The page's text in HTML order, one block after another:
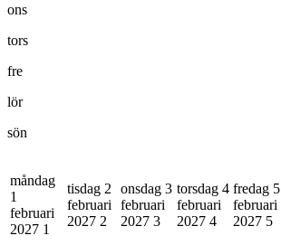
ons
tors
fre
lör
sön
måndag
1
februari
2027 1
tisdag 2
februari
2027 2
onsdag 3
februari
2027 3
torsdag 4
februari
2027 4
fredag 5
februari
2027 5